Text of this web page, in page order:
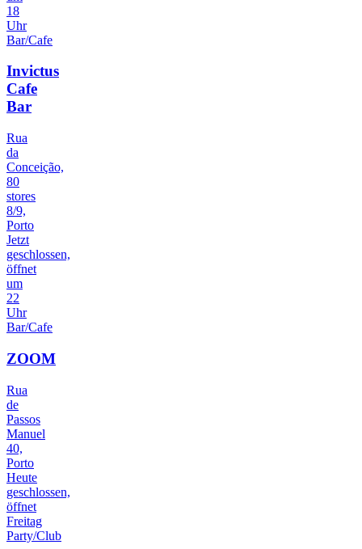
18
Uhr
Bar/Cafe
Invictus
Cafe
Bar
Rua
da
Conceição,
80
stores
8/9,
Porto
Jetzt
geschlossen,
öffnet
um
22
Uhr
Bar/Cafe
ZOOM
Rua
de
Passos
Manuel
40,
Porto
Heute
geschlossen,
öffnet
Freitag
Party/Club